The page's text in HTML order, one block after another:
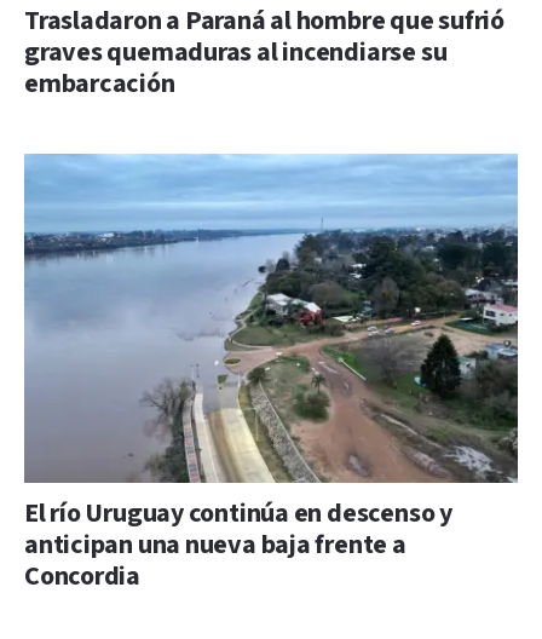
Trasladaron a Paraná al hombre que sufrió
graves quemaduras al incendiarse su
embarcación
El río Uruguay continúa en descenso y
anticipan una nueva baja frente a
Concordia